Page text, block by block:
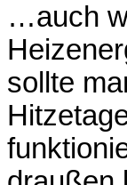
…auch
sollte